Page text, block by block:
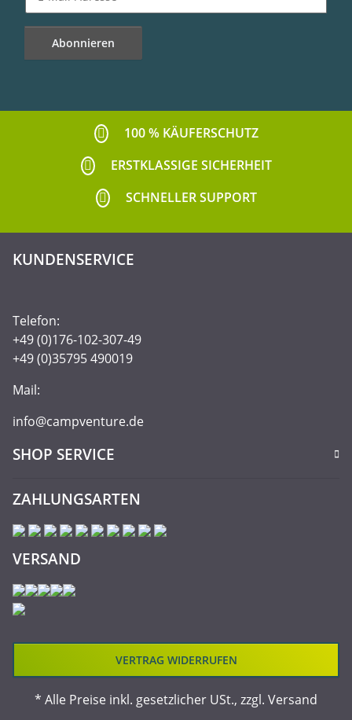
Abonnieren
100 % KÄUFERSCHUTZ
ERSTKLASSIGE SICHERHEIT
SCHNELLER SUPPORT
KUNDENSERVICE
Telefon:
+49 (0)176-102-307-49
+49 (0)35795 490019
Mail:
info@campventure.de
SHOP SERVICE
ZAHLUNGSARTEN
VERSAND
VERTRAG WIDERRUFEN
* Alle Preise inkl. gesetzlicher USt., zzgl. Versand